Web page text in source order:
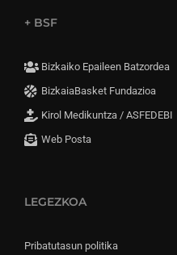
+ BSF
Bizkaiko Epaileen Batzordea
BizkaiaBasket Fundazioa
Kirol Medikuntza / ASFEDEBI
Web Posta
LEGEZKOA
Pribatutasun politika